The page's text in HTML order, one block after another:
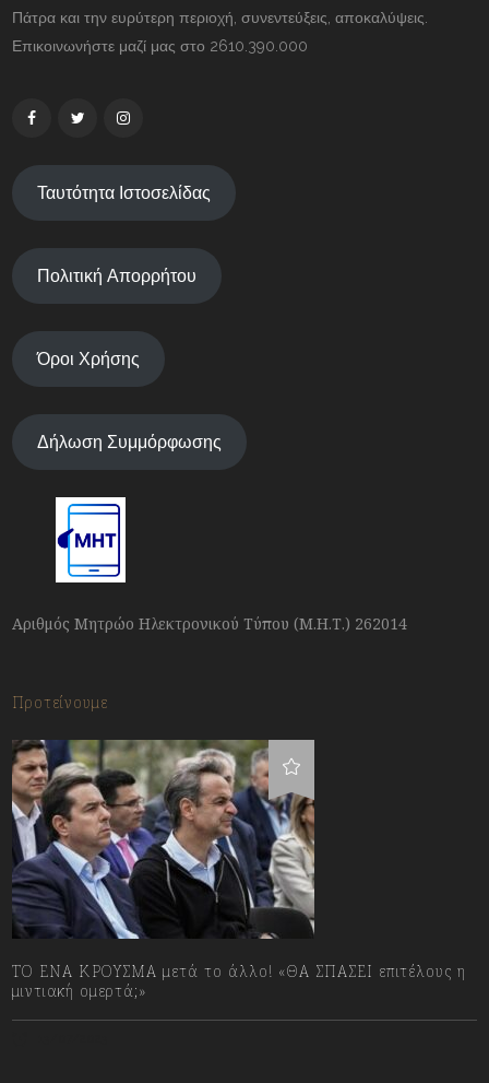
Πάτρα και την ευρύτερη περιοχή, συνεντεύξεις, αποκαλύψεις.
Επικοινωνήστε μαζί μας στο 2610.390.000
Ταυτότητα Ιστοσελίδας
Πολιτική Απορρήτου
Όροι Χρήσης
Δήλωση Συμμόρφωσης
Αριθμός Μητρώο Ηλεκτρονικού Τύπου (Μ.Η.Τ.) 262014
Προτείνουμε
ΤΟ ΕΝΑ ΚΡΟΥΣΜΑ μετά το άλλο! «ΘΑ ΣΠΑΣΕΙ επιτέλους η
μιντιακή ομερτά;»